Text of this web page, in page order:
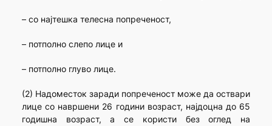
– со најтешка телесна попреченост,
– потполно слепо лице и
– потполно глуво лице.
(2) Надоместок заради попреченост може да оствари
лице со навршени 26 години возраст, најдоцна до 65
годишна возраст, а се користи без оглед на